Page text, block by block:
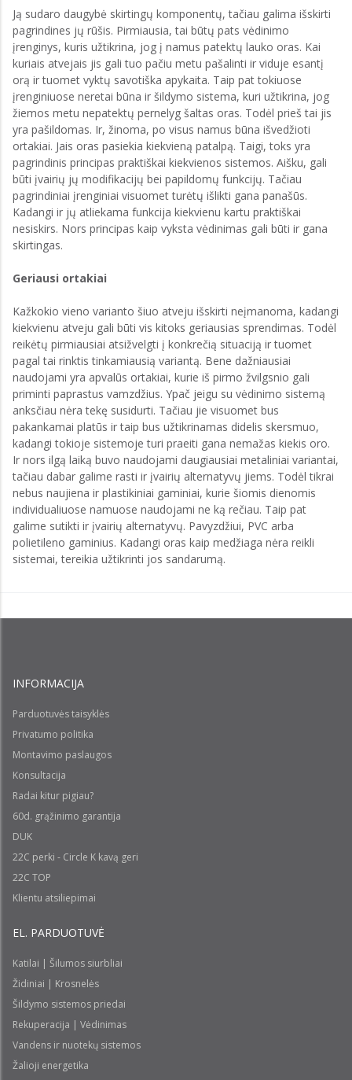
Ją sudaro daugybė skirtingų komponentų, tačiau galima išskirti
pagrindines jų rūšis. Pirmiausia, tai būtų pats vėdinimo
įrenginys, kuris užtikrina, jog į namus patektų lauko oras. Kai
kuriais atvejais jis gali tuo pačiu metu pašalinti ir viduje esantį
orą ir tuomet vyktų savotiška apykaita. Taip pat tokiuose
įrenginiuose neretai būna ir šildymo sistema, kuri užtikrina, jog
žiemos metu nepatektų pernelyg šaltas oras. Todėl prieš tai jis
yra pašildomas. Ir, žinoma, po visus namus būna išvedžioti
ortakiai. Jais oras pasiekia kiekvieną patalpą. Taigi, toks yra
pagrindinis principas praktiškai kiekvienos sistemos. Aišku, gali
būti įvairių jų modifikacijų bei papildomų funkcijų. Tačiau
pagrindiniai įrenginiai visuomet turėtų išlikti gana panašūs.
Kadangi ir jų atliekama funkcija kiekvienu kartu praktiškai
nesiskirs. Nors principas kaip vyksta vėdinimas gali būti ir gana
skirtingas.
Geriausi ortakiai
Kažkokio vieno varianto šiuo atveju išskirti neįmanoma, kadangi
kiekvienu atveju gali būti vis kitoks geriausias sprendimas. Todėl
reikėtų pirmiausiai atsižvelgti į konkrečią situaciją ir tuomet
pagal tai rinktis tinkamiausią variantą. Bene dažniausiai
naudojami yra apvalūs ortakiai, kurie iš pirmo žvilgsnio gali
priminti paprastus vamzdžius. Ypač jeigu su vėdinimo sistemą
anksčiau nėra tekę susidurti. Tačiau jie visuomet bus
pakankamai platūs ir taip bus užtikrinamas didelis skersmuo,
kadangi tokioje sistemoje turi praeiti gana nemažas kiekis oro.
Ir nors ilgą laiką buvo naudojami daugiausiai metaliniai variantai,
tačiau dabar galime rasti ir įvairių alternatyvų jiems. Todėl tikrai
nebus naujiena ir plastikiniai gaminiai, kurie šiomis dienomis
individualiuose namuose naudojami ne ką rečiau. Taip pat
galime sutikti ir įvairių alternatyvų. Pavyzdžiui, PVC arba
polietileno gaminius. Kadangi oras kaip medžiaga nėra reikli
sistemai, tereikia užtikrinti jos sandarumą.
INFORMACIJA
Parduotuvės taisyklės
Privatumo politika
Montavimo paslaugos
Konsultacija
Radai kitur pigiau?
60d. grąžinimo garantija
DUK
22C perki - Circle K kavą geri
22C TOP
Klientu atsiliepimai
EL. PARDUOTUVĖ
Katilai | Šilumos siurbliai
Židiniai | Krosnelės
Šildymo sistemos priedai
Rekuperacija | Vėdinimas
Vandens ir nuotekų sistemos
Žalioji energetika